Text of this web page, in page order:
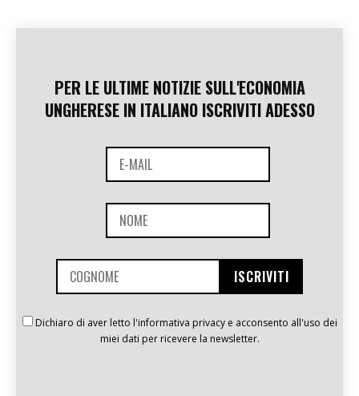
PER LE ULTIME NOTIZIE SULL'ECONOMIA
UNGHERESE IN ITALIANO ISCRIVITI ADESSO
Dichiaro di aver letto l'informativa privacy e acconsento all'uso dei
miei dati per ricevere la newsletter.